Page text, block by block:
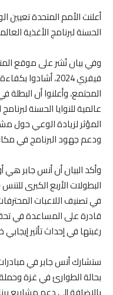
أعلنت الأمم المتحدة تعيين
الحسنة لبرنامج الأغذية
فيفري 2024،
المجتمع، وأعلنوا أن
عالمية للنوايا الحسنة
المؤثر لزيادة الوعي حول
ودعم جهود البرنامج في
وأكد البيان أن أنس جابر هي
البطولات الأربع الكبرى
في تصنيف اللاعبات
قادرة على المساعدة في
رغبتها في إحداث تأثير
ستشارك أنس جابر في
بحالة الطوارئ في غزة